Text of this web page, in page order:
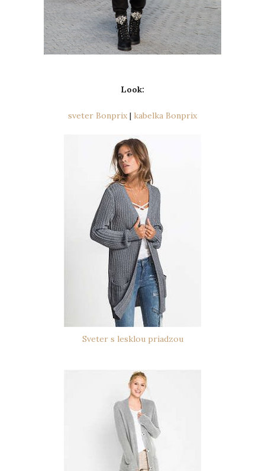
Look:
sveter Bonprix | kabelka Bonprix
Sveter s lesklou priadzou